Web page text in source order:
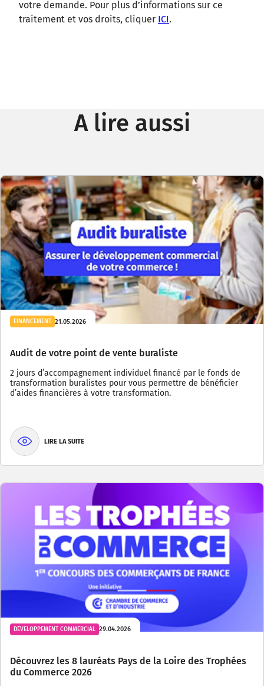
votre demande. Pour plus d’informations sur ce
traitement et vos droits, cliquer ICI.
A lire aussi
FINANCEMENT 21.05.2026
Audit de votre point de vente buraliste
2 jours d’accompagnement individuel financé par le fonds de
transformation buralistes pour vous permettre de bénéficier
d’aides financières à votre transformation.
LIRE LA SUITE
DÉVELOPPEMENT COMMERCIAL 29.04.2026
Découvrez les 8 lauréats Pays de la Loire des Trophées
du Commerce 2026